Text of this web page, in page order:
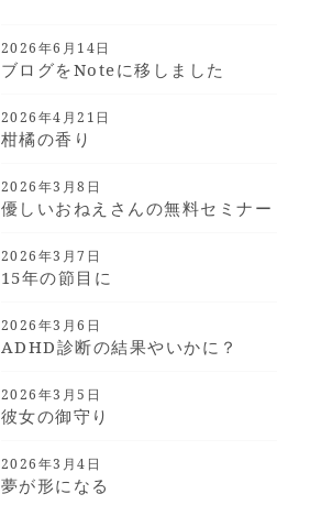
2026年6月14日
ブログをnoteに移しました
2026年4月21日
柑橘の香り
2026年3月8日
優しいおねえさんの無料セミナー
2026年3月7日
15年の節目に
2026年3月6日
ADHD診断の結果やいかに？
2026年3月5日
彼女の御守り
2026年3月4日
夢が形になる